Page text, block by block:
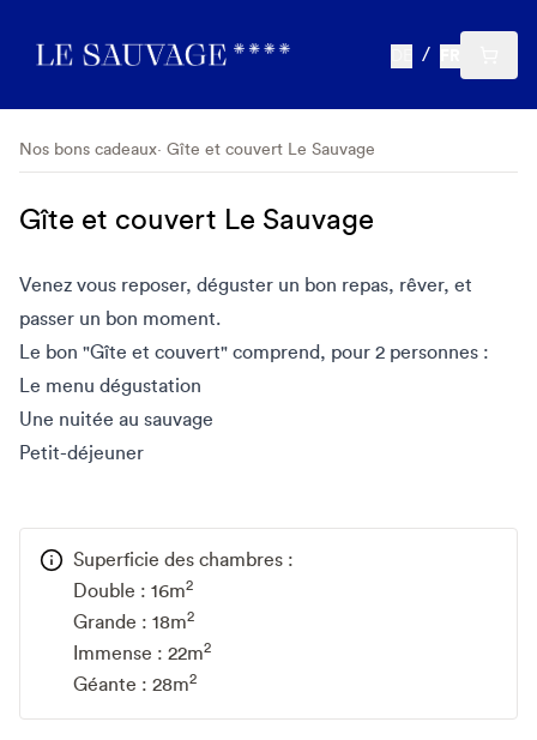
Nos bons cadeaux Gîte et couvert Le Sauvage
Gîte et couvert Le Sauvage
Venez vous reposer, déguster un bon repas, rêver, et
passer un bon moment.
Le bon "Gîte et couvert" comprend, pour 2 personnes :
Le menu dégustation
Une nuitée au sauvage
Petit-déjeuner
Superficie des chambres :
Double : 16m2
Grande : 18m2
Immense : 22m2
Géante : 28m2